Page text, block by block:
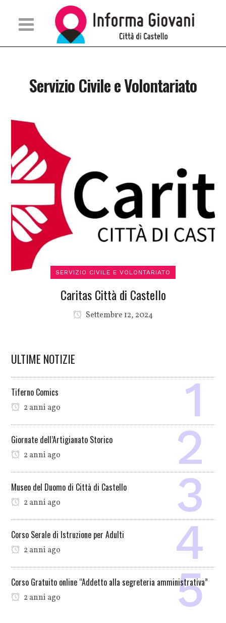
Servizio Civile e Volontariato
SERVIZIO CIVILE E VOLONTARIATO
Caritas Città di Castello
Settembre 12, 2024
ULTIME NOTIZIE
Tiferno Comics
2 anni ago
Giornate dell’Artigianato Storico
2 anni ago
Museo del Duomo di Città di Castello
2 anni ago
Corso Serale di Istruzione per Adulti
2 anni ago
Corso Gratuito online “Addetto alla segreteria amministrativa”
2 anni ago